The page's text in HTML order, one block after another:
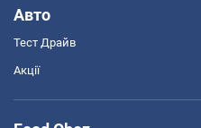
Авто
Тест Драйв
Акції